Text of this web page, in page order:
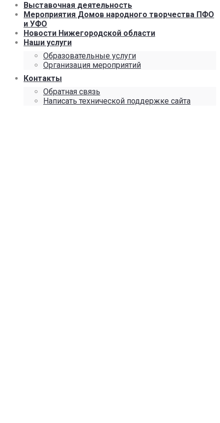
Выставочная деятельность
Мероприятия Домов народного творчества ПФО
и УФО
Новости Нижегородской области
Наши услуги
Образовательные услуги
Организация мероприятий
Контакты
Обратная связь
Написать технической поддержке сайта